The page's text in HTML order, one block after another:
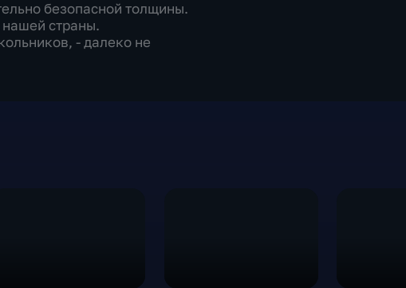
безопасной толщины.
страны.
- далеко не